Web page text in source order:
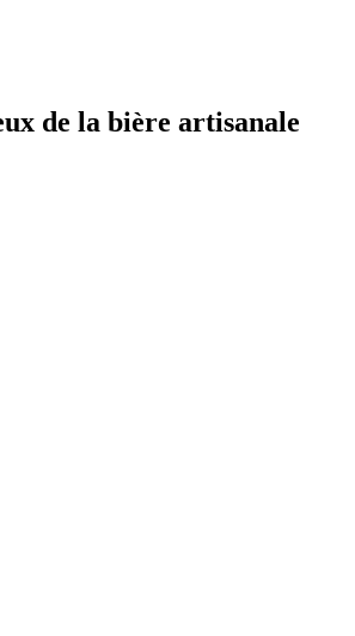
de la bière artisanale